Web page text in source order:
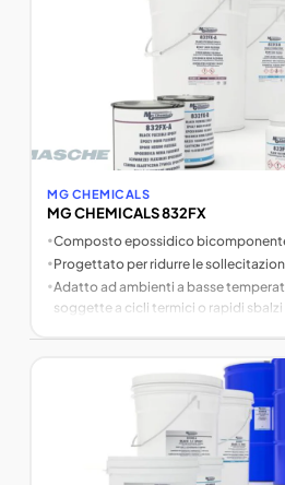
MG CHEMICALS
MG CHEMICALS 832FX
•Composto epossidico
•Progettato per ridurre le
•Adatto ad ambienti a basse
soggette a cicli termici o rapidi